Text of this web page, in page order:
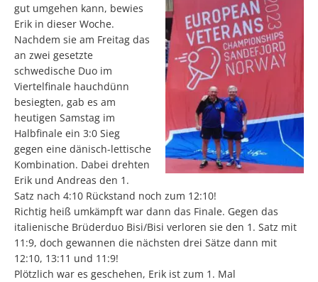
gut umgehen kann, bewies
Erik in dieser Woche.
Nachdem sie am Freitag das
an zwei gesetzte
schwedische Duo im
Viertelfinale hauchdünn
besiegten, gab es am
heutigen Samstag im
Halbfinale ein 3:0 Sieg
gegen eine dänisch-lettische
Kombination. Dabei drehten
Erik und Andreas den 1.
Satz nach 4:10 Rückstand noch zum 12:10!
Richtig heiß umkämpft war dann das Finale. Gegen das
italienische Brüderduo Bisi/Bisi verloren sie den 1. Satz mit
11:9, doch gewannen die nächsten drei Sätze dann mit
12:10, 13:11 und 11:9!
Plötzlich war es geschehen, Erik ist zum 1. Mal